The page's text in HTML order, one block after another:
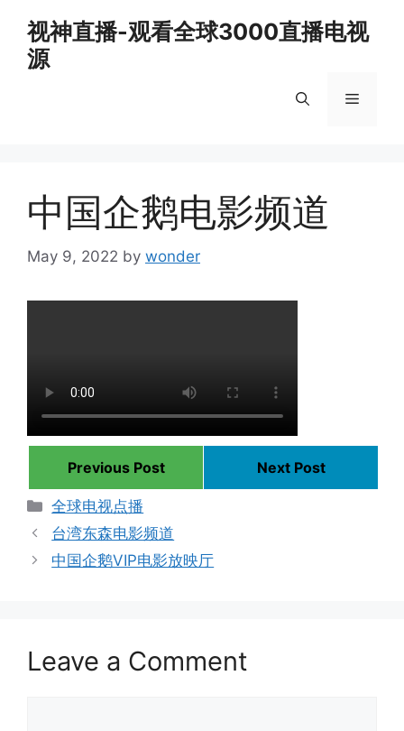
content
视神直播-观看全球3000直播电视
源
Menu
中国企鹅电影频道
May 9, 2022 by wonder
Previous Post
Next Post
Categories
全球电视点播
台湾东森电影频道
中国企鹅VIP电影放映厅
Leave a Comment